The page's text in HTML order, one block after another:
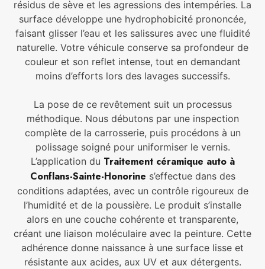
résidus de sève et les agressions des intempéries. La
surface développe une hydrophobicité prononcée,
faisant glisser l’eau et les salissures avec une fluidité
naturelle. Votre véhicule conserve sa profondeur de
couleur et son reflet intense, tout en demandant
moins d’efforts lors des lavages successifs.
La pose de ce revêtement suit un processus
méthodique. Nous débutons par une inspection
complète de la carrosserie, puis procédons à un
polissage soigné pour uniformiser le vernis.
L’application du Traitement céramique auto à
Conflans-Sainte-Honorine s’effectue dans des
conditions adaptées, avec un contrôle rigoureux de
l’humidité et de la poussière. Le produit s’installe
alors en une couche cohérente et transparente,
créant une liaison moléculaire avec la peinture. Cette
adhérence donne naissance à une surface lisse et
résistante aux acides, aux UV et aux détergents.